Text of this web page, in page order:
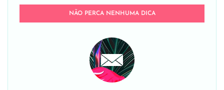
NÃO PERCA NENHUMA DICA